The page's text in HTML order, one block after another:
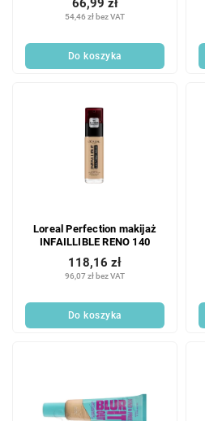
54,46 zł bez VAT
66,99 zł
Do koszyka
Loreal Perfection makijaż
INFAILLIBLE RENO 140
96,07 zł bez VAT
118,16 zł
Do koszyka